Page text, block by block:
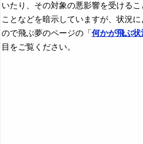
いたり、その対象の悪影響を受ける
ことなどを暗示していますが、状況
ので飛ぶ夢のページの「 何かが飛ぶ
目をご覧ください。